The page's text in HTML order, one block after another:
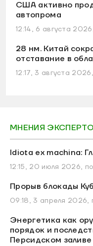
США активно
автопрома
12:14, 6 августа
28 нм. Китай
отставание в
12:17, 3 августа
МНЕНИЯ
Idiota ex machina:
12:15, 20 июля 2026,
Прорыв блокады
09:18, 3 апреля 2026,
Энергетика как
порядок и
Персидском заливе